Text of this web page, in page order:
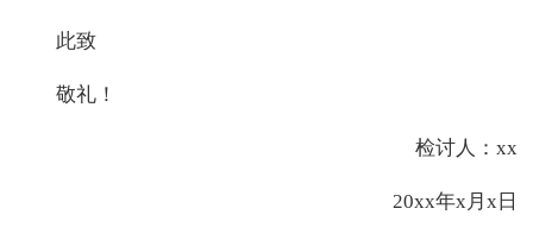
此致
敬礼！
检讨人：xx
20xx年x月x日